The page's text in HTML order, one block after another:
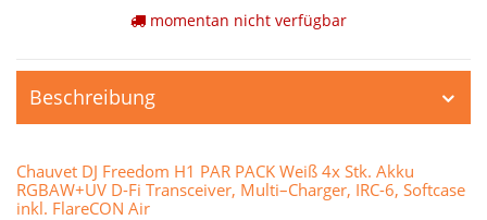
momentan nicht verfügbar
Beschreibung
Chauvet DJ Freedom H1 PAR PACK Weiß 4x Stk. Akku
RGBAW+UV D-Fi Transceiver, Multi–Charger, IRC-6, Softcase
inkl. FlareCON Air